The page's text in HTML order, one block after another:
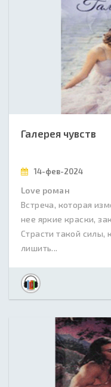
Галерея чувств
14-фев-2024
Love роман
Встреча, которая
нее яркие краски,
Страсти такой силы,
лишить...